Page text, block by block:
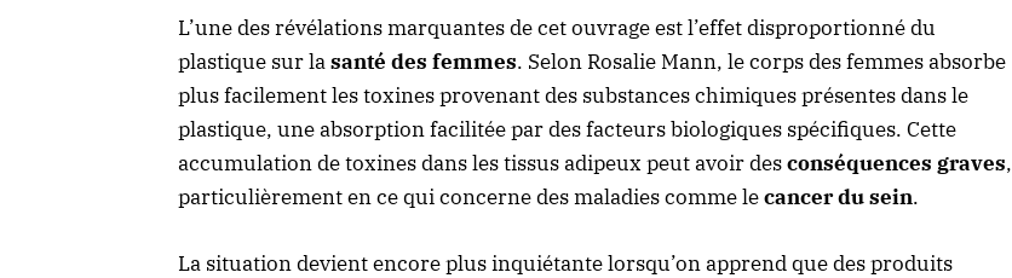
L’une des révélations marquantes de cet ouvrage est l’effet disproportionné du
plastique sur lasanté des femmes. Selon Rosalie Mann, le corps des femmes absorbe
plus facilement les toxines provenant des substances chimiques présentes dans le
plastique, une absorption facilitée par des facteurs biologiques spécifiques. Cette
accumulation de toxines dans les tissus adipeux peut avoir desconséquences graves,
particulièrement en ce qui concerne des maladies comme lecancer du sein.
La situation devient encore plus inquiétante lorsqu’on apprend que des produits